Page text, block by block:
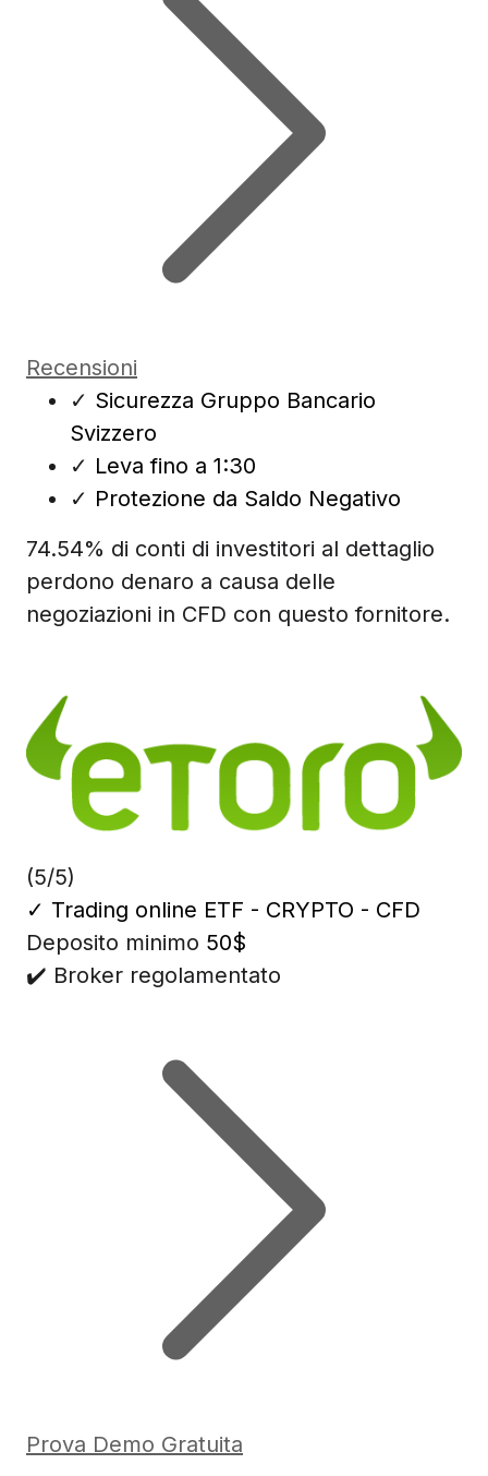
Recensioni
✓ Sicurezza Gruppo Bancario
Svizzero
✓ Leva fino a 1:30
✓ Protezione da Saldo Negativo
74.54% di conti di investitori al dettaglio
perdono denaro a causa delle
negoziazioni in CFD con questo fornitore.
(5/5)
✓ Trading online ETF - CRYPTO - CFD
Deposito minimo 50$
✔️ Broker regolamentato
Prova Demo Gratuita